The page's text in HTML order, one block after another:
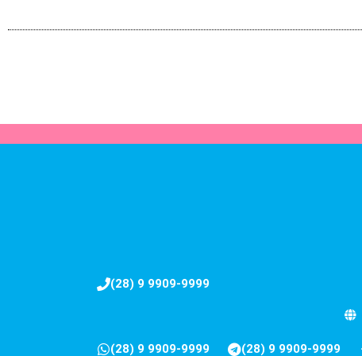
(28) 9 9909-9999
(28) 9 9909-9999 (28) 9 9909-9999